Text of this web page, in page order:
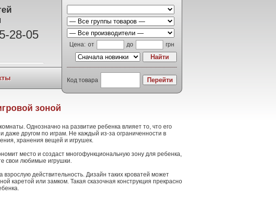
28-05
Цена: от до грн
Код товара
зоной
Однозначно на развитие ребенка влияет то, что его
даже другом по играм. Не каждый из-за ограниченности в
хранения вещей и игрушек.
место и создаст многофункциональную зону для ребенка,
свои любимые игрушки.
действительность. Дизайн таких кроватей может
каретой или замком. Такая сказочная конструкция прекрасно